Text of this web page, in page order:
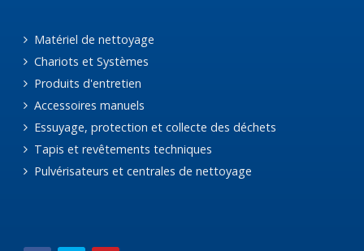
Matériel de nettoyage
Chariots et Systèmes
Produits d'entretien
Accessoires manuels
Essuyage, protection et collecte des déchets
Tapis et revêtements techniques
Pulvérisateurs et centrales de nettoyage